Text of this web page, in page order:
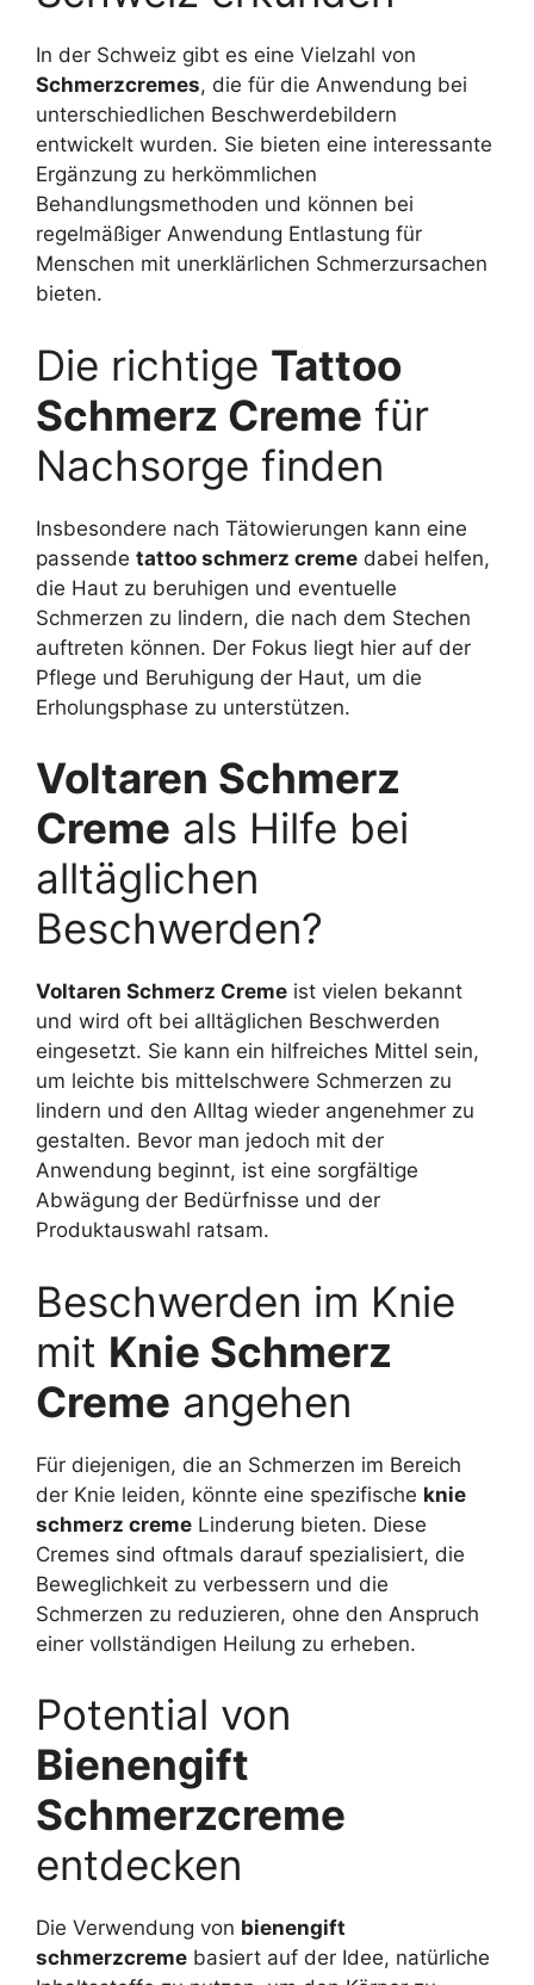
In der Schweiz gibt es eine Vielzahl von
Schmerzcremes, die für die Anwendung bei
unterschiedlichen Beschwerdebildern
entwickelt wurden. Sie bieten eine interessante
Ergänzung zu herkömmlichen
Behandlungsmethoden und können bei
regelmäßiger Anwendung Entlastung für
Menschen mit unerklärlichen Schmerzursachen
bieten.
Die richtige Tattoo
Schmerz Creme für
Nachsorge finden
Insbesondere nach Tätowierungen kann eine
passende tattoo schmerz creme dabei helfen,
die Haut zu beruhigen und eventuelle
Schmerzen zu lindern, die nach dem Stechen
auftreten können. Der Fokus liegt hier auf der
Pflege und Beruhigung der Haut, um die
Erholungsphase zu unterstützen.
Voltaren Schmerz
Creme als Hilfe bei
alltäglichen
Beschwerden?
Voltaren Schmerz Creme ist vielen bekannt
und wird oft bei alltäglichen Beschwerden
eingesetzt. Sie kann ein hilfreiches Mittel sein,
um leichte bis mittelschwere Schmerzen zu
lindern und den Alltag wieder angenehmer zu
gestalten. Bevor man jedoch mit der
Anwendung beginnt, ist eine sorgfältige
Abwägung der Bedürfnisse und der
Produktauswahl ratsam.
Beschwerden im Knie
mit Knie Schmerz
Creme angehen
Für diejenigen, die an Schmerzen im Bereich
der Knie leiden, könnte eine spezifische knie
schmerz creme Linderung bieten. Diese
Cremes sind oftmals darauf spezialisiert, die
Beweglichkeit zu verbessern und die
Schmerzen zu reduzieren, ohne den Anspruch
einer vollständigen Heilung zu erheben.
Potential von
Bienengift
Schmerzcreme
entdecken
Die Verwendung von bienengift
schmerzcreme basiert auf der Idee, natürliche